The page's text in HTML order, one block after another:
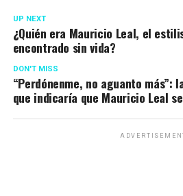
UP NEXT
¿Quién era Mauricio Leal, el
encontrado sin vida?
DON'T MISS
“Perdónenme, no aguanto más”:
que indicaría que Mauricio Leal